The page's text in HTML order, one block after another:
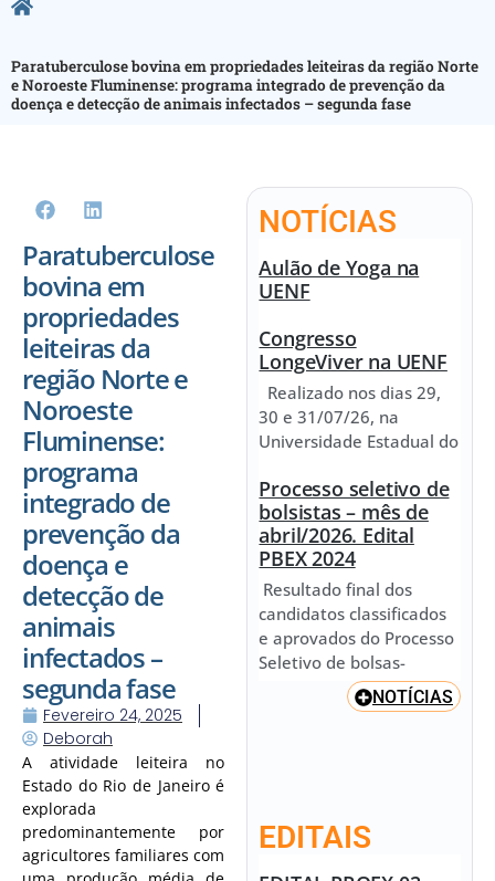
Paratuberculose bovina em propriedades leiteiras da região Norte
e Noroeste Fluminense: programa integrado de prevenção da
doença e detecção de animais infectados – segunda fase
Paratuberculose
bovina em
propriedades
leiteiras da
região Norte e
Noroeste
Fluminense:
programa
integrado de
prevenção da
doença e
detecção de
animais
infectados –
segunda fase
Fevereiro 24, 2025
Deborah
A atividade leiteira no
Estado do Rio de Janeiro é
explorada
predominantemente por
agricultores familiares com
NOTÍCIAS
Aulão de Yoga na
UENF
Congresso
LongeViver na UENF
Realizado nos dias 29,
30 e 31/07/26, na
Universidade Estadual do
Processo seletivo de
bolsistas – mês de
abril/2026. Edital
PBEX 2024
Resultado final dos
candidatos classificados
e aprovados do Processo
Seletivo de bolsas-
NOTÍCIAS
EDITAIS